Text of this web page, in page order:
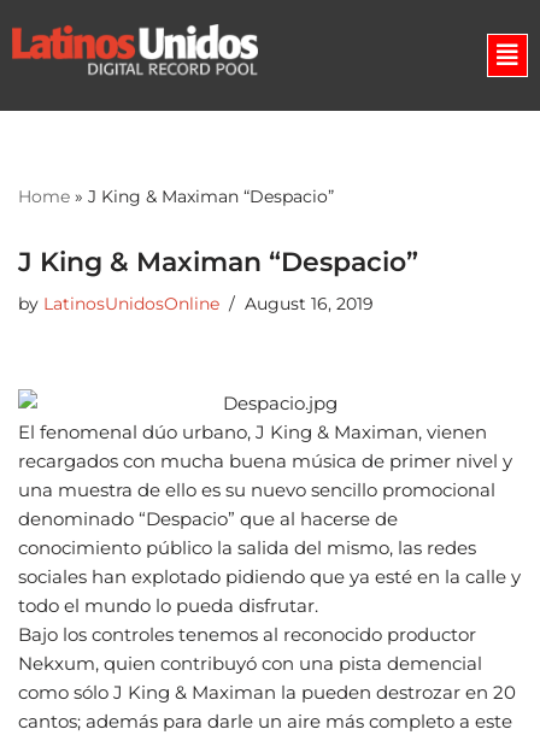
Skip
Home » J King & Maximan “Despacio”
J King & Maximan “Despacio”
by LatinosUnidosOnline August 16, 2019
El fenomenal dúo urbano, J King & Maximan, vienen
recargados con mucha buena música de primer nivel y
una muestra de ello es su nuevo sencillo promocional
denominado “Despacio” que al hacerse de
conocimiento público la salida del mismo, las redes
sociales han explotado pidiendo que ya esté en la calle y
todo el mundo lo pueda disfrutar.
Bajo los controles tenemos al reconocido productor
Nekxum, quien contribuyó con una pista demencial
como sólo J King & Maximan la pueden destrozar en 20
cantos; además para darle un aire más completo a este